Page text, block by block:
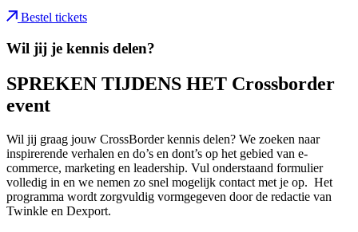
Bestel tickets
Wil jij je kennis delen?
SPREKEN TIJDENS HET Crossborder
event
Wil jij graag jouw CrossBorder kennis delen? We zoeken naar
inspirerende verhalen en do’s en dont’s op het gebied van e-
commerce, marketing en leadership. Vul onderstaand formulier
volledig in en we nemen zo snel mogelijk contact met je op. Het
programma wordt zorgvuldig vormgegeven door de redactie van
Twinkle en Dexport.